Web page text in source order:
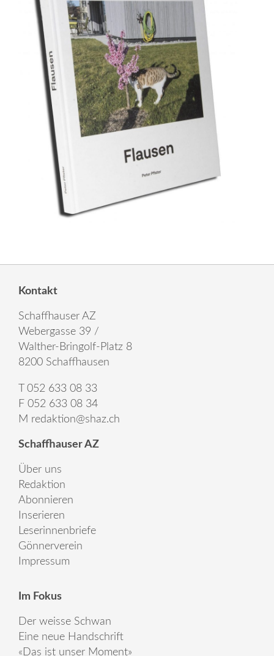
Kontakt
Schaffhauser AZ
Webergasse 39 /
Walther-Bringolf-Platz 8
8200 Schaffhausen
T 052 633 08 33
F 052 633 08 34
M redaktion@shaz.ch
Schaffhauser AZ
Über uns
Redaktion
Abonnieren
Inserieren
Leserinnenbriefe
Gönnerverein
Impressum
Im Fokus
Der weisse Schwan
Eine neue Handschrift
«Das ist unser Moment»